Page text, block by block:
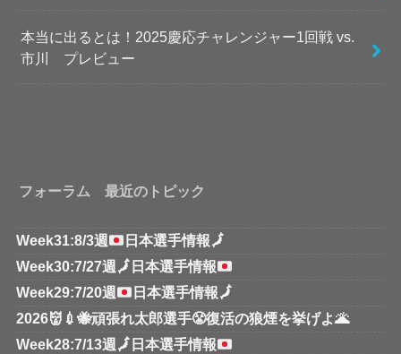
本当に出るとは！2025慶応チャレンジャー1回戦 vs.
市川 プレビュー
フォーラム 最近のトピック
Week31:8/3週 日本選手情報🗾
Week30:7/27週 🗾 日本選手情報
Week29:7/20週
日本選手情報🗾
2026👹💉🐝頑張れ太郎選手😤復活の狼煙を挙げよ🌋
Week28:7/13週 🗾 日本選手情報